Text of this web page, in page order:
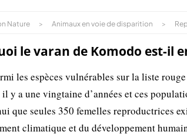
Nature > Animaux en voie de disparition >
le varan de Komodo est-il
les espèces vulnérables sur la liste
y a une vingtaine d’années et ces
que seules 350 femelles reproductrices
climatique et du développement